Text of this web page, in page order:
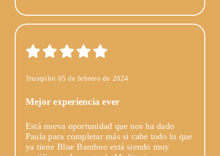
Trustpilot 05 de febrero de 2024
Mejor experiencia ever
Está nueva oportunidad que nos ha dado
Paula para completar más si cabe todo lo que
ya tiene Blue Bamboo está siendo muy